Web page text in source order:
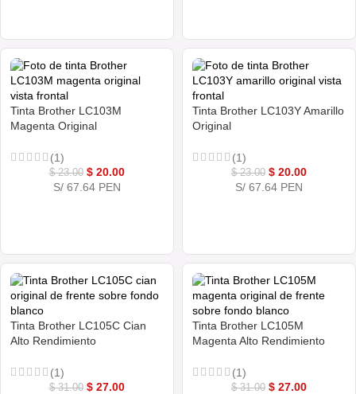
Tinta Brother LC103M
Magenta Original
(1)
$23.00 $ 20.00
S/ 67.64 PEN
Tinta Brother LC103Y Amarillo
Original
(1)
$23.00 $ 20.00
S/ 67.64 PEN
Tinta Brother LC105C Cian
Alto Rendimiento
(1)
$31.00 $ 27.00
Tinta Brother LC105M
Magenta Alto Rendimiento
(1)
$31.00 $ 27.00